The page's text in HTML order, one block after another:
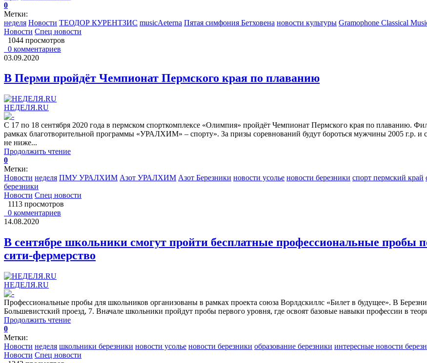
0
Метки:
неделя Новости ТЕОДОР КУРЕНТЗИС musicAeterna Пятая симфония Бетховена новости культуры Gramophone Classical
Новости Спец новости
1044 просмотров
0 комментариев
03.09.2020
В Перми пройдёт Чемпионат Пермского края по плаванию
НЕДЕЛЯ.RU
С 17 по 18 сентября 2020 года в пермском спорткомплексе «Олимпия» пройдёт Чемпионат Пермского края по
рамках благотворительной программы «УРАЛХИМ» – спорту». За призы соревнований будут бороться мужчины 2005 г.р. и
не ниже...
Продолжить чтение
0
Метки:
Новости неделя ПМУ УРАЛХИМ Азот УРАЛХИМ Азот Березники новости усолье новости березники спорт пермский край
березники
Новости Спец новости
1113 просмотров
0 комментариев
14.08.2020
В сентябре школьники смогут пройти бесплатные профессиональные пробы
сити-фермерство
НЕДЕЛЯ.RU
Профессиональные пробы для школьников организованы в рамках проекта союза Ворлдскиллс «Билет в будущее». В
Большевистский проезд, 7. Вначале школьники пройдут пробы первого уровня, где освоят базовые навыки профессии в
Продолжить чтение
0
Метки:
Новости неделя школьники березники новости усолье новости березники образование березники интересные новости
Новости Спец новости